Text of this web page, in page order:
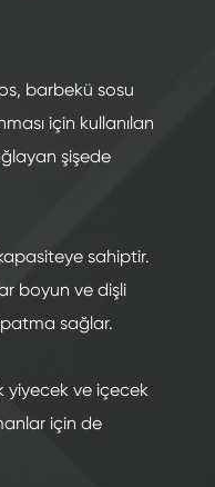
barbekü sosu
için kullanılan
şişede
sahiptir.
boyun ve dişli
sağlar.
yiyecek ve içecek
için de